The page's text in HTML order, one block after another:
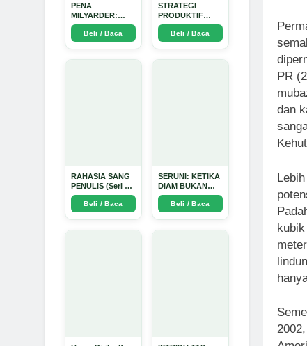
PENA
MILYARDER:
Kisah, Rahasia
Sukses, dan
Panduan Menjadi
Beli / Baca
STRATEGI
PRODUKTIF
MENULIS
UPDATE - Arda
Dinata
Beli / Baca
RAHASIA SANG
PENULIS (Seri 1)
- Arda Dinata
Beli / Baca
SERUNI: KETIKA
DIAM BUKAN
LAGI PILIHAN -
Arda Dinata
Beli / Baca
PR
dan